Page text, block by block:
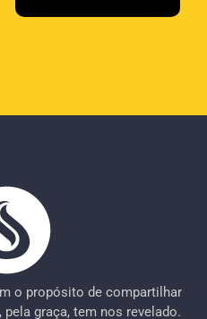
o propósito de compartilhar
graça, tem nos revelado.